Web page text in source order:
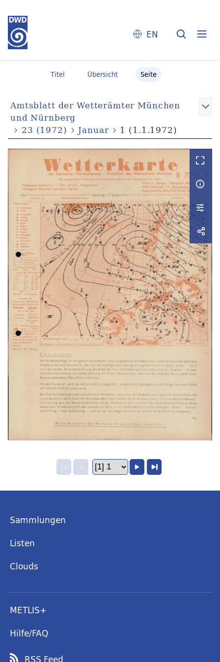
EN
Titel Übersicht Seite
Amtsblatt der Wetterämter München
und Nürnberg
23 (1972)
Januar 1 (1.1.1972)
Sammlungen
Listen
Clouds
METLIS+
Hilfe/FAQ